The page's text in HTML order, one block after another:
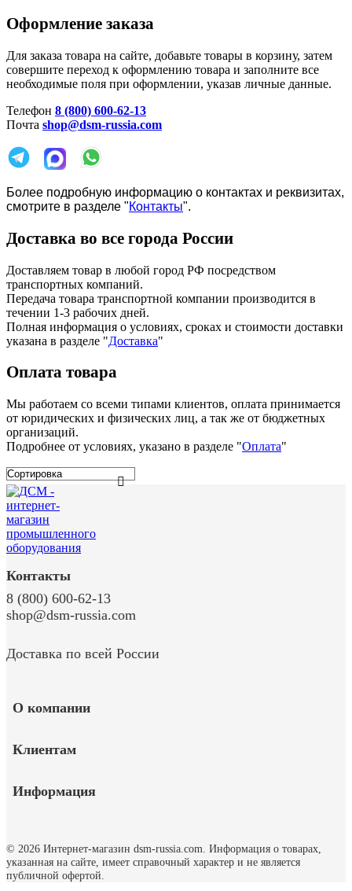
Оформление заказа
Для заказа товара на сайте, добавьте товары в корзину, затем
совершите переход к оформлению товара и заполните все
необходимые поля при оформлении, указав личные данные.
Телефон 8 (800) 600-62-13
Почта shop@dsm-russia.com
Более подробную информацию о контактах и реквизитах,
смотрите в разделе "Контакты".
Доставка во все города России
Доставляем товар в любой город РФ посредством
транспортных компаний.
Передача товара транспортной компании производится в
течении 1-3 рабочих дней.
Полная информация о условиях, сроках и стоимости доставки
указана в разделе "Доставка"
Оплата товара
Мы работаем со всеми типами клиентов, оплата принимается
от юридических и физических лиц, а так же от бюджетных
организаций.
Подробнее от условиях, указано в разделе "Оплата"
О компании
Клиентам
Информация
Контакты
8 (800) 600-62-13
shop@dsm-russia.com
Доставка по всей России
© 2026 Интернет-магазин dsm-russia.com. Информация о товарах,
указанная на сайте, имеет справочный характер и не является
публичной офертой.